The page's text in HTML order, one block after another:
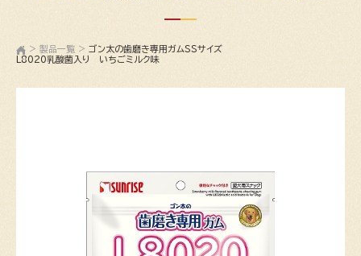
> 製品一覧 >ゴン太の歯磨き専用ガムSSサイズ
L8020乳酸菌入り いちごミルク味